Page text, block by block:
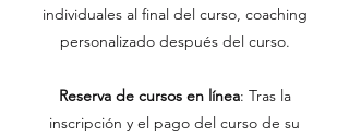
individuales al final del curso, coaching
personalizado después del curso.
Reserva de cursos en línea: Tras la
inscripción y el pago del curso de su